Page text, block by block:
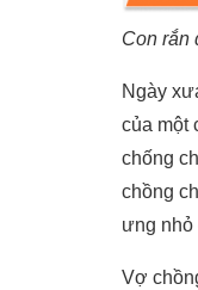
Con rắn
Ngày
của một
chống
chồng
ưng nhỏ
Vợ